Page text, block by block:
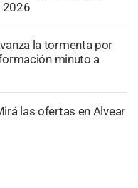
2026
la tormenta por
minuto a
las ofertas en Alvear